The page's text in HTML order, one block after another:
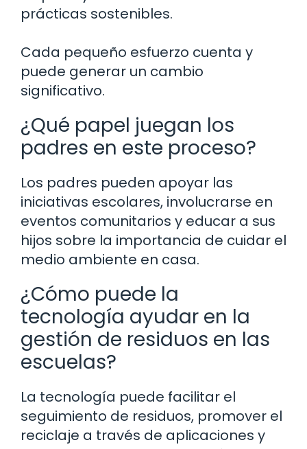
prácticas sostenibles.
Cada pequeño esfuerzo cuenta y
puede generar un cambio
significativo.
¿Qué papel juegan los
padres en este proceso?
Los padres pueden apoyar las
iniciativas escolares, involucrarse en
eventos comunitarios y educar a sus
hijos sobre la importancia de cuidar el
medio ambiente en casa.
¿Cómo puede la
tecnología ayudar en la
gestión de residuos en las
escuelas?
La tecnología puede facilitar el
seguimiento de residuos, promover el
reciclaje a través de aplicaciones y